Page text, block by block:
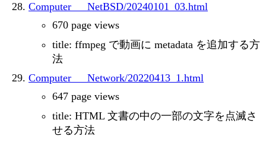
Computer___NetBSD/20240101_03.html
670 page views
title: ffmpeg で動画に metadata を追加する方
法
Computer___Network/20220413_1.html
647 page views
title: HTML 文書の中の一部の文字を点滅さ
せる方法